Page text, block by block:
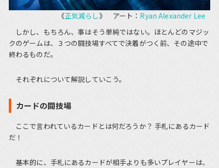
《正気減らし》 アート： Ryan Alexander Lee
しかし、もちろん、事はそう単純ではない。ほとんどのマジッ
クのゲームは、３つの闘技場すべてで決着がつく前、その途中で
終わるものだ。
それぞれについて解説していこう。
カードの闘技場
ここで言われているカードとは何だろうか？ 手札にあるカード
だ！
基本的に、手札にあるカードが相手よりも多いプレイヤーは、